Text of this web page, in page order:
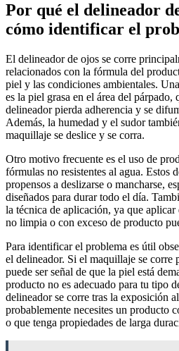
Por qué el delineador
cómo identificar el
El delineador de ojos se corre principalmente debido a factores
relacionados con la fórmula del
piel y las condiciones ambientales.
es la piel grasa en el área del párpado,
delineador pierda adherencia y se
Además, la humedad y el sudor
maquillaje se deslice y se corra.
Otro motivo frecuente es el uso de
fórmulas no resistentes al agua. Estos
propensos a deslizarse o mancharse,
diseñados para durar todo el día.
la técnica de aplicación, ya que
no limpia o con exceso de producto
Para identificar el problema es útil
el delineador. Si el maquillaje se corre
puede ser señal de que la piel está
producto no es adecuado para tu tipo
delineador se corre tras la exposición
probablemente necesites un producto
o que tenga propiedades de larga